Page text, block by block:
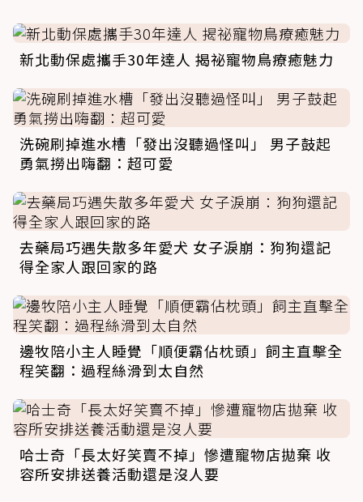
新北動保處攜手30年達人 揭祕寵物鳥療癒魅力
洗碗刷掉進水槽「發出沒聽過怪叫」 男子鼓起
勇氣撈出嗨翻：超可愛
去藥局巧遇失散多年愛犬 女子淚崩：狗狗還記
得全家人跟回家的路
邊牧陪小主人睡覺「順便霸佔枕頭」飼主直擊全
程笑翻：過程絲滑到太自然
哈士奇「長太好笑賣不掉」慘遭寵物店拋棄 收
容所安排送養活動還是沒人要